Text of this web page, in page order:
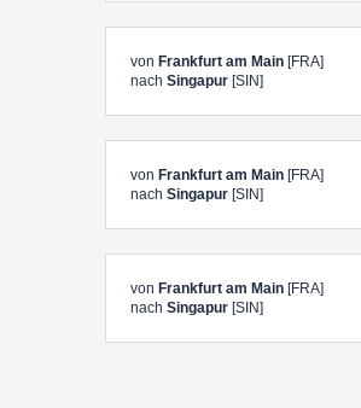
von Frankfurt am Main [FRA]
nach Singapur [SIN]
von Frankfurt am Main [FRA]
nach Singapur [SIN]
von Frankfurt am Main [FRA]
nach Singapur [SIN]